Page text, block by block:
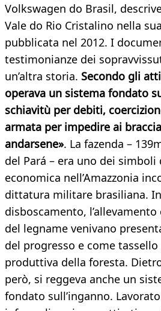
Volkswagen do Brasil,
Vale do Rio Cristalino nella
pubblicata nel 2012. I
testimonianze dei
un’altra storia. Secondo gli
operava un sistema fondato
schiavitù per debiti,
armata per impedire ai
andarsene». La fazenda –
del Pará – era uno dei simboli
economica nell’Amazzonia
dittatura militare brasiliana.
disboscamento,
del legname venivano
del progresso e come
produttiva della foresta.
però, si reggeva anche un
fondato sull’inganno.